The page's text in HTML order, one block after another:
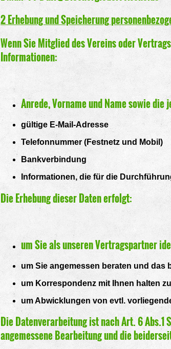
2 Erhebung und Speicherung
Wenn Sie Mitglied des Vereins oder
Informationen:
Anrede, Vorname und Name sowie die
gültige E-Mail-Adresse
Telefonnummer (Festnetz und Mobil)
Bankverbindung
Informationen, die für die
Die Erhebung dieser Daten erfolgt:
um Sie als unseren Vertragspartner
um Sie angemessen beraten und
um Korrespondenz mit Ihnen halten
um Abwicklungen von evtl.
Die Datenverarbeitung ist nach Art. 6 Abs.1
angemessene Bearbeitung und die